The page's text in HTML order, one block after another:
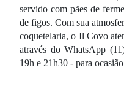
servido com pães de
de figos. Com sua
coquetelaria, o Il Covo
através do WhatsApp
19h e 21h30 - para